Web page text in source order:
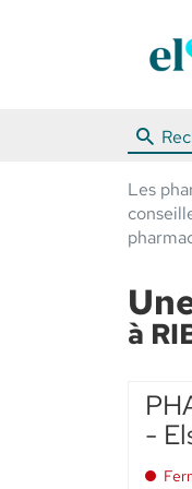
Les
à
sur
Point
vente
:
-